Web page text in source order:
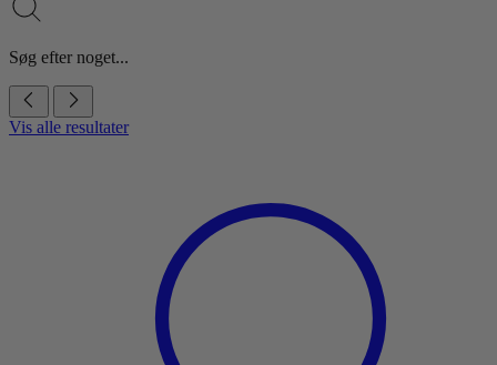
Søg efter noget...
Vis alle resultater